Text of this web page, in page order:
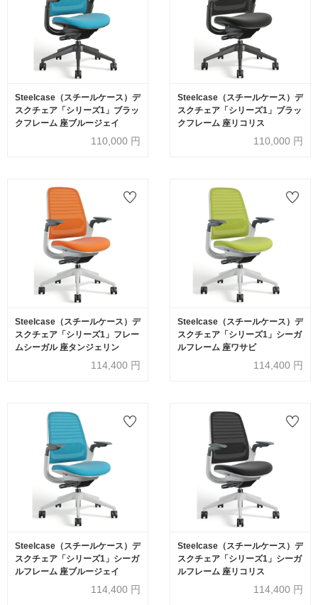
Steelcase（スチールケース）デ
スクチェア「シリーズ1」ブラッ
クフレーム 座ブルージェイ
110,000 円
Steelcase（スチールケース）デ
スクチェア「シリーズ1」ブラッ
クフレーム 座リコリス
110,000 円
Steelcase（スチールケース）デ
スクチェア「シリーズ1」フレー
ムシーガル 座タンジェリン
114,400 円
Steelcase（スチールケース）デ
スクチェア「シリーズ1」シーガ
ルフレーム 座ワサビ
114,400 円
Steelcase（スチールケース）デ
スクチェア「シリーズ1」シーガ
ルフレーム 座ブルージェイ
114,400 円
Steelcase（スチールケース）デ
スクチェア「シリーズ1」シーガ
ルフレーム 座リコリス
114,400 円